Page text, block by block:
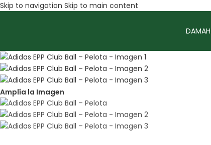
Skip to navigation Skip to main content
DAMA
Amplía la Imagen